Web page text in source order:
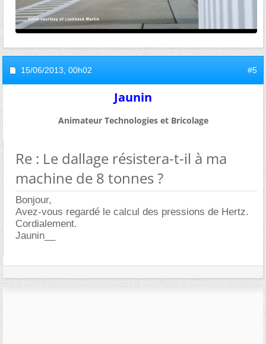
15/06/2013, 00h02 #5
Jaunin
Animateur Technologies et Bricolage
Re : Le dallage résistera-t-il à ma
machine de 8 tonnes ?
Bonjour,
Avez-vous regardé le calcul des pressions de Hertz.
Cordialement.
Jaunin__